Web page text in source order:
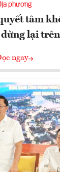
phương
tâm
lại
ngay